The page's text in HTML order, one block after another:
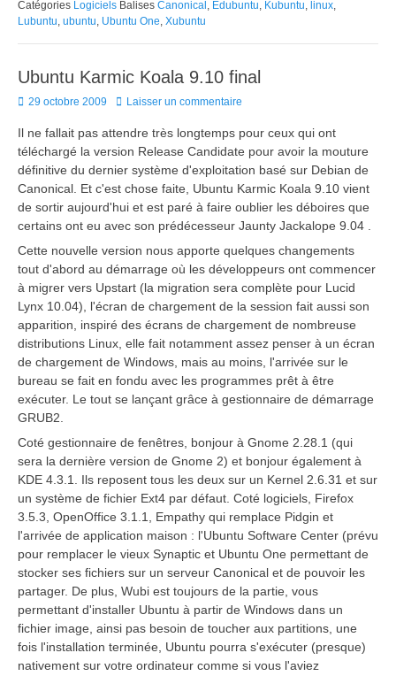
Catégories Logiciels Balises Canonical , Edubuntu, Kubuntu, linux,
Lubuntu, ubuntu, Ubuntu One, Xubuntu
Ubuntu Karmic Koala 9.10 final
Posted
29 octobre 2009 Laisser un commentaire
Il ne fallait pas attendre très longtemps pour ceux qui ont
téléchargé la version Release Candidate pour avoir la mouture
définitive du dernier système d'exploitation basé sur Debian de
Canonical. Et c'est chose faite, Ubuntu Karmic Koala 9.10 vient
de sortir aujourd'hui et est paré à faire oublier les déboires que
certains ont eu avec son prédécesseur Jaunty Jackalope 9.04 .
Cette nouvelle version nous apporte quelques changements
tout d'abord au démarrage où les développeurs ont commencer
à migrer vers Upstart (la migration sera complète pour Lucid
Lynx 10.04), l'écran de chargement de la session fait aussi son
apparition, inspiré des écrans de chargement de nombreuse
distributions Linux, elle fait notamment assez penser à un écran
de chargement de Windows, mais au moins, l'arrivée sur le
bureau se fait en fondu avec les programmes prêt à être
exécuter. Le tout se lançant grâce à gestionnaire de démarrage
GRUB2.
Coté gestionnaire de fenêtres, bonjour à Gnome 2.28.1 (qui
sera la dernière version de Gnome 2) et bonjour également à
KDE 4.3.1. Ils reposent tous les deux sur un Kernel 2.6.31 et sur
un système de fichier Ext4 par défaut. Coté logiciels, Firefox
3.5.3, OpenOffice 3.1.1, Empathy qui remplace Pidgin et
l'arrivée de application maison : l'Ubuntu Software Center (prévu
pour remplacer le vieux Synaptic et Ubuntu One permettant de
stocker ses fichiers sur un serveur Canonical et de pouvoir les
partager. De plus, Wubi est toujours de la partie, vous
permettant d'installer Ubuntu à partir de Windows dans un
fichier image, ainsi pas besoin de toucher aux partitions, une
fois l'installation terminée, Ubuntu pourra s'exécuter (presque)
nativement sur votre ordinateur comme si vous l'aviez